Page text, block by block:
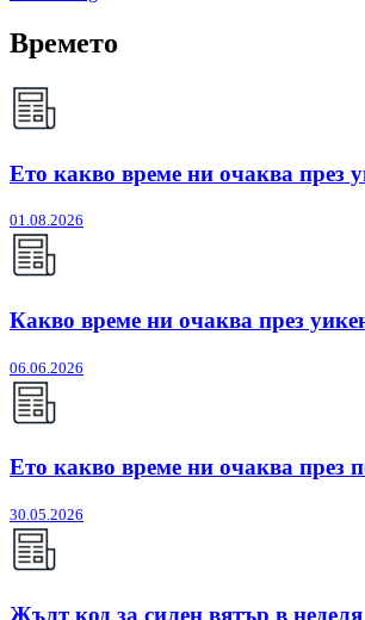
Времето
Ето какво време ни очаква през
01.08.2026
Какво време ни очаква през
06.06.2026
Ето какво време ни очаква през
30.05.2026
Жълт код за силен вятър в неделя